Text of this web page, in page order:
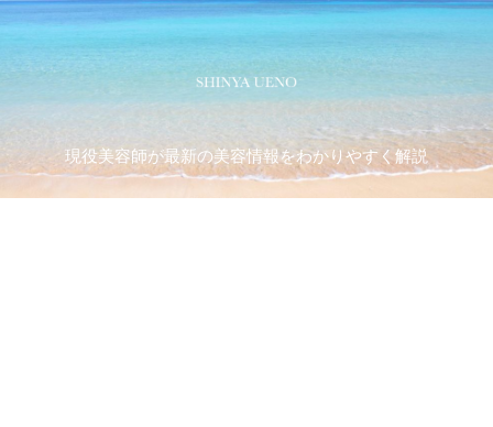
現役美容師が最新の美容情報をわかりやすく解説